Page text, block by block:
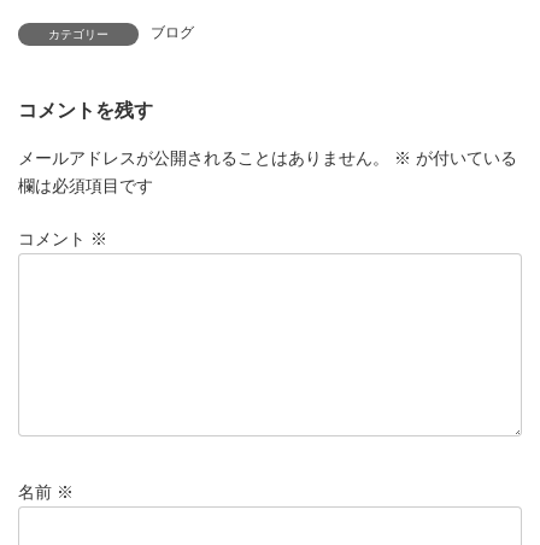
カテゴリー ブログ
コメントを残す
メールアドレスが公開されることはありません。 ※ が付いている
欄は必須項目です
コメント ※
名前 ※